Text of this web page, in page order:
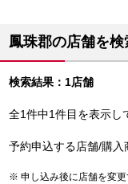
鳳珠郡の店舗を
検索結果：1店舗
全1件中1件目を表示し
予約申込する店舗/購入
申し込み後に店舗を変更